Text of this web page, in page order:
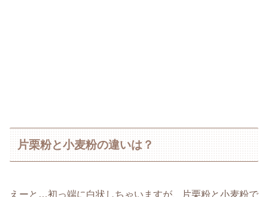
片栗粉と小麦粉の違いは？
えーと…初っ端に白状しちゃいますが、片栗粉と小麦粉で